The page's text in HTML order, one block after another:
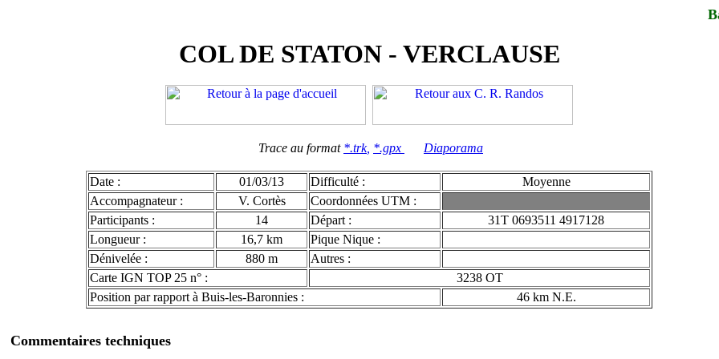
COL DE STATON - VERCLAUSE
Trace au format *.trk, *.gpx Diaporama
Date : 01/03/13 Difficulté :
Moyenne
Accompagnateur :
V. Cortès
Coordonnées UTM :
Participants :
14 Départ :
31T 0693511 4917128
Longueur :
16,7 km
Pique Nique :
Dénivelée :
880 m
Autres :
Carte IGN TOP 25 n° :
3238 OT
Position par rapport à Buis-les-Baronnies :
46 km N.E.
Commentaires techniques